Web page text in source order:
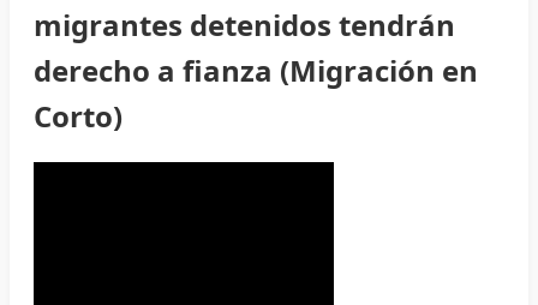
migrantes detenidos tendrán
derecho a fianza (Migración en
Corto)